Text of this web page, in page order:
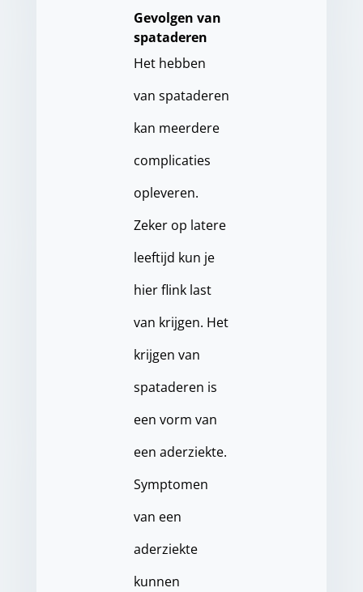
Gevolgen van
spataderen
Het hebben
van spataderen
kan meerdere
complicaties
opleveren.
Zeker op latere
leeftijd kun je
hier flink last
van krijgen. Het
krijgen van
spataderen is
een vorm van
een aderziekte.
Symptomen
van een
aderziekte
kunnen